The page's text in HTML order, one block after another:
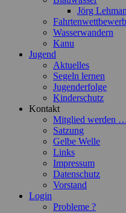
Jörg
Fahrtenwettbewerb
Wasserwandern
Kanu
Jugend
Aktuelles
Segeln lernen
Jugenderfolge
Kinderschutz
Kontakt
Mitglied werden …
Satzung
Gelbe Welle
Links
Impressum
Datenschutz
Vorstand
Login
Probleme ?